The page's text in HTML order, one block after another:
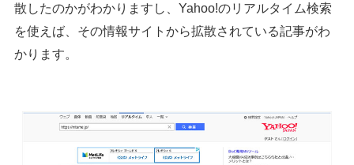
散したのかがわかりますし、Yahoo!のリアルタイム検索
を使えば、その情報サイトから拡散されている記事がわ
かります。